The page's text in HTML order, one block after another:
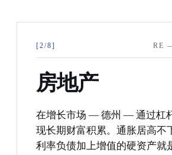
[2/8] RE
房地产
在增长市场 — 德州 — 通过杠
现长期财富积累。通胀居高不
利率负债加上增值的硬资产就